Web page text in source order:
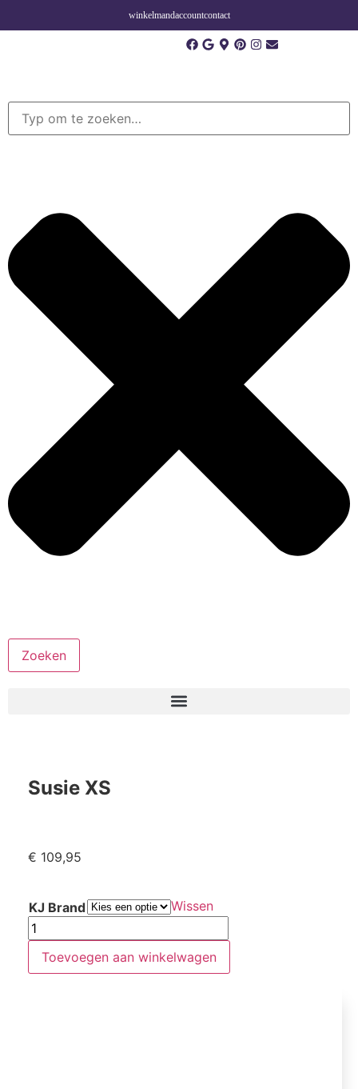
winkelmandaccountcontact
Zoeken
Susie XS
€ 109,95
KJ Brand Wissen
Toevoegen aan winkelwagen